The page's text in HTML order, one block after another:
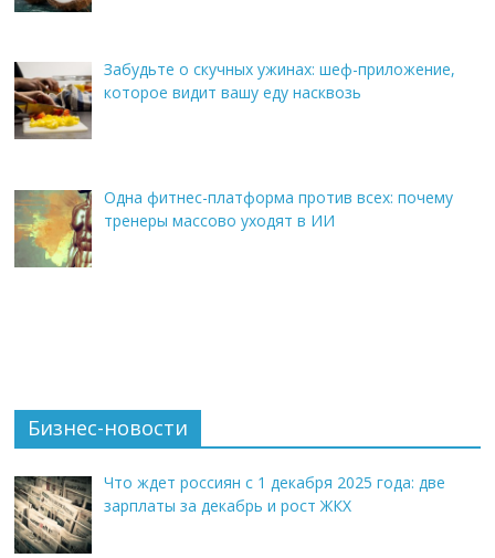
Забудьте о скучных ужинах: шеф-приложение,
которое видит вашу еду насквозь
Одна фитнес-платформа против всех: почему
тренеры массово уходят в ИИ
Бизнес-новости
Что ждет россиян с 1 декабря 2025 года: две
зарплаты за декабрь и рост ЖКХ